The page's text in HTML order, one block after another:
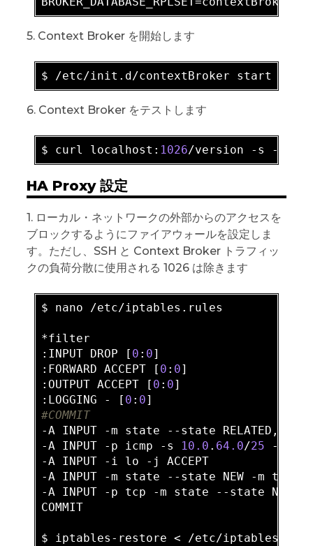
5. Context Broker を開始します
6. Context Broker をテストします
$ curl localhost: 1026/version -s
HA Proxy 設定
1. ローカル・ネットワークの外部からのアクセスを
ブロックするようにファイアウォールを設定しま
す。ただし、SSH と Context Broker トラフィッ
クの負荷分散に使用される 1026 は除きます
$ nano /etc/iptables.rules
*filter
:INPUT DROP [ 0 : 0]
:FORWARD ACCEPT [ 0 : 0]
:OUTPUT ACCEPT [ 0 : 0]
:LOGGING - [ 0 : 0
#COMMIT
-A INPUT -m state --state
-A INPUT -p icmp
-s 10.0 . 64.0/25 -j
-A INPUT -i lo -j ACCEPT
-A INPUT -m state --state NEW -m
-A INPUT -p tcp -m state --state NEW
COMMIT